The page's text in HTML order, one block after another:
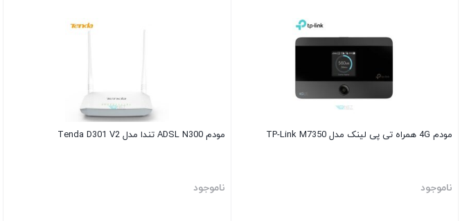
مودم 4G همراه تی پی لینک مدل TP-Link M7350
ناموجود
مودم ADSL N300 تندا مدل Tenda D301 V2
ناموجود